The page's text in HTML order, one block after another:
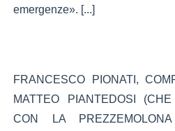
emergenze». [...]
FRANCESCO PIONATI,
MATTEO PIANTEDOSI
CON LA